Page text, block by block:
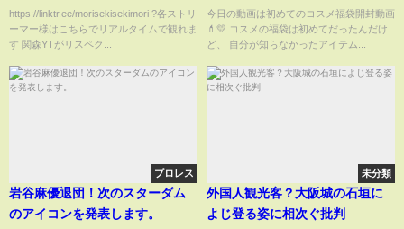
００超え） 2023年01月11日10
時
https://linktr.ee/morisekisekimori ?各ストリ
ーマー様はこちらでリアルタイムで観れま
す 関森YTがリスペク...
絶対買った方が良い…！開封し
ながら正直レビュー！【コスメ
キッチン | メイクアップキッチン
| ビープル】
今日の動画は初めてのコスメ福袋開封動画
💄💛 コスメの福袋は初めてだったんだけ
ど、 自分が知らなかったアイテム...
プロレス
岩谷麻優退団！次のスターダム
のアイコンを発表します。
未分類
外国人観光客？大阪城の石垣に
よじ登る姿に相次ぐ批判